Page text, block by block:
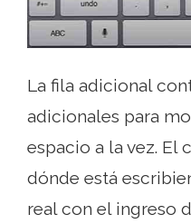
La fila adicional
adicionales para
espacio a la vez. El
dónde está
real con el ingreso